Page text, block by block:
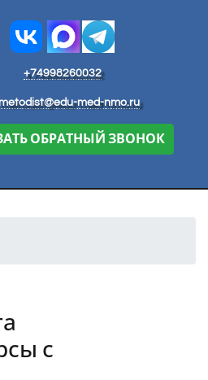
+74998260032
med-nmo.ru
ОБРАТНЫЙ ЗВОНОК
с